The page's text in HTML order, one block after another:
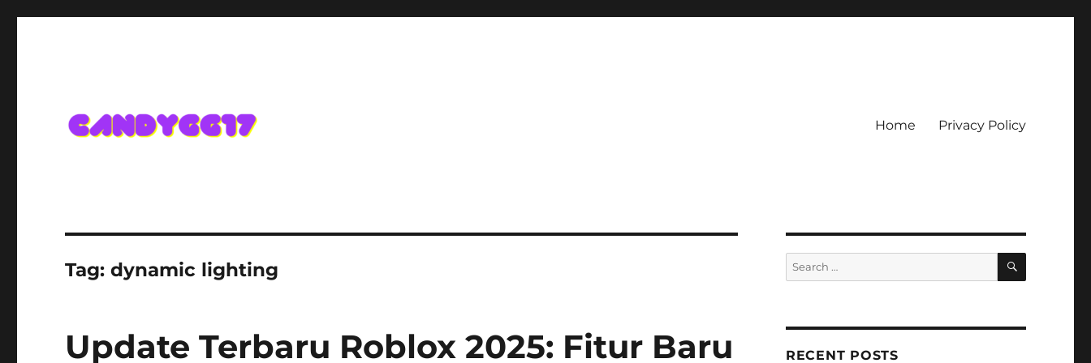
Home Privacy Policy
Tag:dynamic lighting
Update Terbaru Roblox 2025: Fitur Baru
Search
for:
SEARCH
RECENT POSTS